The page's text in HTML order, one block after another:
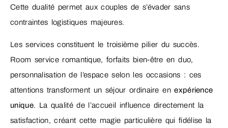
Cette dualité permet aux couples de s’évader sans
contraintes logistiques majeures.
Les services constituent le troisième pilier du succès.
Room service romantique, forfaits bien-être en duo,
personnalisation de l’espace selon les occasions : ces
attentions transforment un séjour ordinaire enexpérience
unique. La qualité de l’accueil influence directement la
satisfaction, créant cette magie particulière qui fidélise la